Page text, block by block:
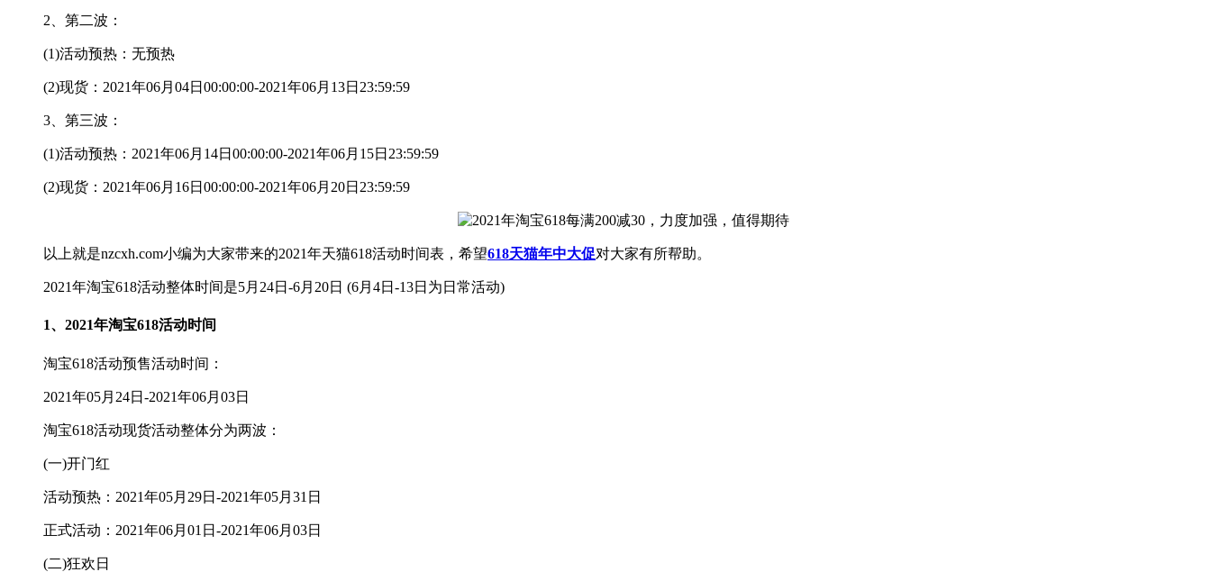
2、第二波：
(1)活动预热：无预热
(2)现货：2021年06月04日00:00:00-2021年06月13日23:59:59
3、第三波：
(1)活动预热：2021年06月14日00:00:00-2021年06月15日23:59:59
(2)现货：2021年06月16日00:00:00-2021年06月20日23:59:59
以上就是nzcxh.com小编为大家带来的2021年天猫618活动时间表，希望618天猫年中大促对大家有所帮助。
2021年淘宝618活动整体时间是5月24日-6月20日 (6月4日-13日为日常活动)
1、2021年淘宝618活动时间
淘宝618活动预售活动时间：
2021年05月24日-2021年06月03日
淘宝618活动现货活动整体分为两波：
(一)开门红
活动预热：2021年05月29日-2021年05月31日
正式活动：2021年06月01日-2021年06月03日
(二)狂欢日